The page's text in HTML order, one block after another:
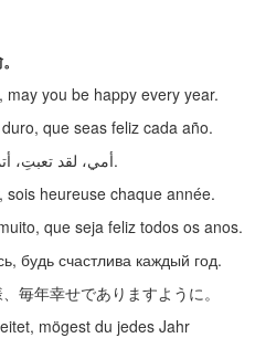
you be happy every year.
que seas feliz cada año.
أمي، لقد تعبتِ، أتمنى لكِ السعادة كل عام.
sois heureuse chaque année.
que seja feliz todos os anos.
будь счастлива каждый год.
毎年幸せでありますように。
mögest du jedes Jahr